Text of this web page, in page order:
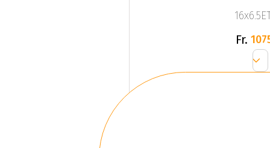
Fr.